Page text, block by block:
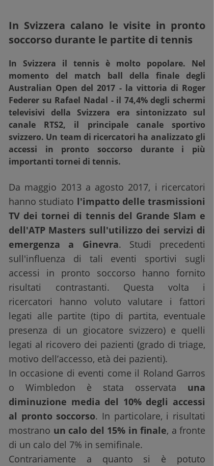
In Svizzera calano le visite in pronto
soccorso durante le partite di tennis
In Svizzera il tennis è molto popolare. Nel
momento del match ball della finale degli
Australian Open del 2017 - la vittoria di Roger
Federer su Rafael Nadal - il 74,4% degli schermi
televisivi della Svizzera era sintonizzato sul
canale RTS2, il principale canale sportivo
svizzero. Un team di ricercatori ha analizzato gli
accessi in pronto soccorso durante i più
importanti tornei di tennis.
Da maggio 2013 a agosto 2017, i ricercatori
hanno studiato l'impatto delle trasmissioni
TV dei tornei di tennis del Grande Slam e
dell'ATP Masters sull'utilizzo dei servizi di
emergenza a Ginevra. Studi precedenti
sull'influenza di tali eventi sportivi sugli
accessi in pronto soccorso hanno fornito
risultati contrastanti. Questa volta i
ricercatori hanno voluto valutare i fattori
legati alle partite (tipo di partita, eventuale
presenza di un giocatore svizzero) e quelli
legati al ricovero dei pazienti (grado di triage,
motivo dell’accesso, età dei pazienti).
In occasione di eventi come il Roland Garros
o Wimbledon è stata osservata una
diminuzione media del 10% degli accessi
al pronto soccorso. In particolare, i risultati
mostrano un calo del 15% in finale, a fronte
di un calo del 7% in semifinale.
Contrariamente a quanto si è potuto